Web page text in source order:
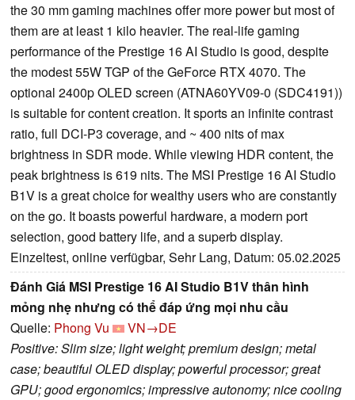
the 30 mm gaming machines offer more power but most of
them are at least 1 kilo heavier. The real-life gaming
performance of the Prestige 16 AI Studio is good, despite
the modest 55W TGP of the GeForce RTX 4070. The
optional 2400p OLED screen (ATNA60YV09-0 (SDC4191))
is suitable for content creation. It sports an infinite contrast
ratio, full DCI-P3 coverage, and ~ 400 nits of max
brightness in SDR mode. While viewing HDR content, the
peak brightness is 619 nits. The MSI Prestige 16 AI Studio
B1V is a great choice for wealthy users who are constantly
on the go. It boasts powerful hardware, a modern port
selection, good battery life, and a superb display.
Einzeltest, online verfügbar, Sehr Lang, Datum: 05.02.2025
Đánh Giá MSI Prestige 16 AI Studio B1V thân hình
mỏng nhẹ nhưng có thể đáp ứng mọi nhu cầu
Quelle: Phong Vu
VN→DE
Positive: Slim size; light weight; premium design; metal
case; beautiful OLED display; powerful processor; great
GPU; good ergonomics; impressive autonomy; nice cooling